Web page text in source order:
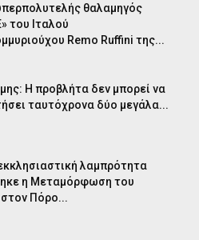
θαλαμηγός
του Ιταλού
Remo Ruffini της...
Η προβλήτα δεν μπορεί να
ταυτόχρονα δύο μεγάλα...
λαμπρότητα
η Μεταμόρφωση του
Πόρο...